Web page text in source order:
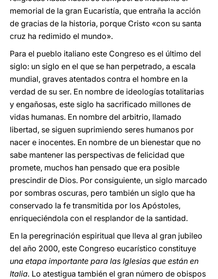
memorial de la gran Eucaristía, que entraña la acción
de gracias de la historia, porque Cristo «con su santa
cruz ha redimido el mundo».
Para el pueblo italiano este Congreso es el último del
siglo: un siglo en el que se han perpetrado, a escala
mundial, graves atentados contra el hombre en la
verdad de su ser. En nombre de ideologías totalitarias
y engañosas, este siglo ha sacrificado millones de
vidas humanas. En nombre del arbitrio, llamado
libertad, se siguen suprimiendo seres humanos por
nacer e inocentes. En nombre de un bienestar que no
sabe mantener las perspectivas de felicidad que
promete, muchos han pensado que era posible
prescindir de Dios. Por consiguiente, un siglo marcado
por sombras oscuras, pero también un siglo que ha
conservado la fe transmitida por los Apóstoles,
enriqueciéndola con el resplandor de la santidad.
En la peregrinación espiritual que lleva al gran jubileo
del año 2000, este Congreso eucarístico constituye
una etapa importante para las Iglesias que están en
Italia. Lo atestigua también el gran número de obispos